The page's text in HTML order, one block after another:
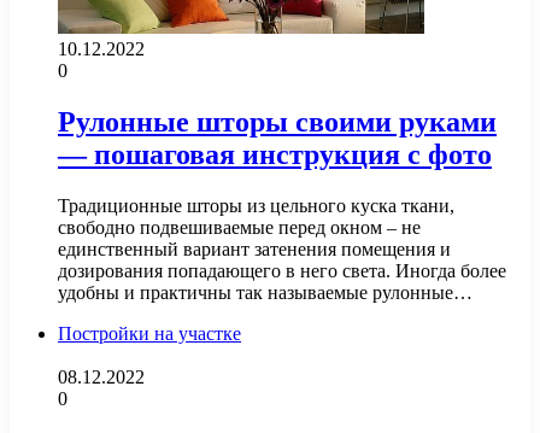
10.12.2022
0
Рулонные шторы своими руками
— пошаговая инструкция с фото
Традиционные шторы из цельного куска ткани,
свободно подвешиваемые перед окном – не
единственный вариант затенения помещения и
дозирования попадающего в него света. Иногда более
удобны и практичны так называемые рулонные…
Постройки на участке
08.12.2022
0